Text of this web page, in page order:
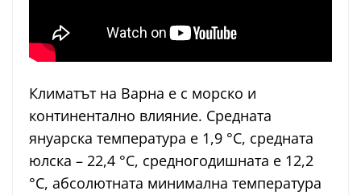
Климатът на Варна е с морско и
континентално влияние. Средната
януарска температура е 1,9 °С, средната
юлска – 22,4 °С, средногодишната е 12,2
°С, абсолютната минимална температура